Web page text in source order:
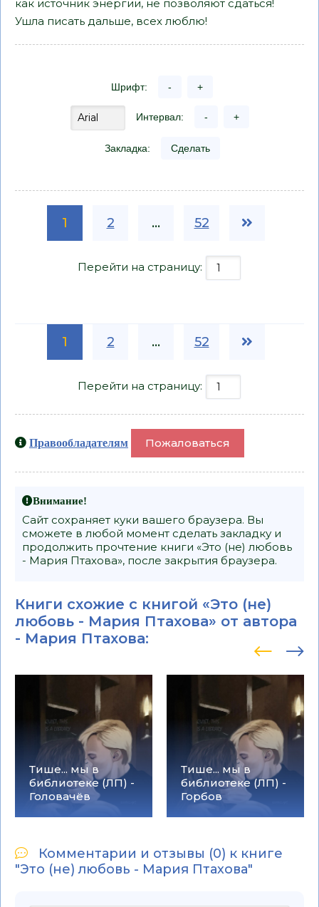
как источник энергии, не позволяют сдаться!
Ушла писать дальше, всех люблю!
Шрифт: - +
Интервал: - +
Закладка: Сделать
1 2 ... 52
Перейти на страницу:
1 2 ... 52
Перейти на страницу:
Правообладателям Пожаловаться
Внимание!
Сайт сохраняет куки вашего браузера. Вы
сможете в любой момент сделать закладку и
продолжить прочтение книги «Это (не) любовь
- Мария Птахова», после закрытия браузера.
Книги схожие с книгой «Это (не)
любовь - Мария Птахова» от автора
- Мария Птахова:
Тише... мы в
библиотеке (ЛП) -
Головачёв
Тише... мы в
библиотеке (ЛП) -
Горбов
Комментарии и отзывы (0) к книге
"Это (не) любовь - Мария Птахова"